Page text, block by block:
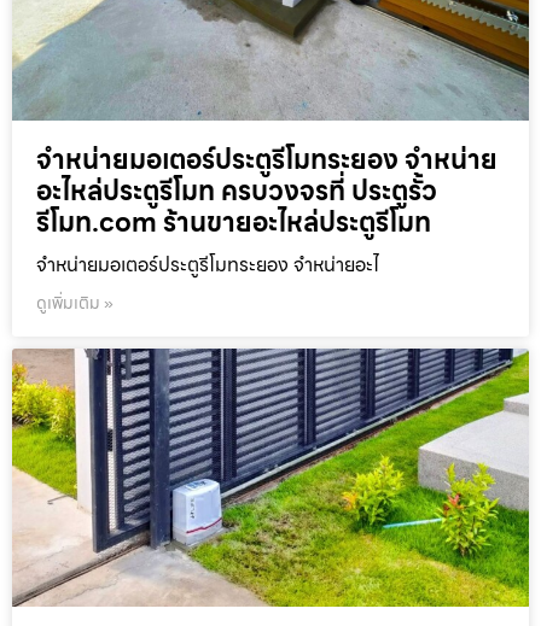
จำหน่ายมอเตอร์ประตูรีโมทระยอง จำหน่าย
อะไหล่ประตูรีโมท ครบวงจรที่ ประตูรั้ว
รีโมท.com ร้านขายอะไหล่ประตูรีโมท
จำหน่ายมอเตอร์ประตูรีโมทระยอง จำหน่ายอะไ
ดูเพิ่มเติม »